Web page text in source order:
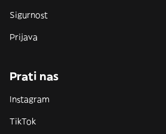
Sigurnost
Prijava
Prati nas
Instagram
TikTok